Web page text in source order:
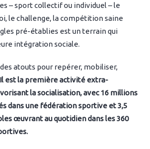
– sport collectif ou individuel – le
le challenge, la compétition saine
pré-établies est un terrain qui
intégration sociale.
atouts pour repérer, mobiliser,
Il est la première activité extra-
la socialisation, avec 16 millions
dans une fédération sportive et 3,5
œuvrant au quotidien dans les 360